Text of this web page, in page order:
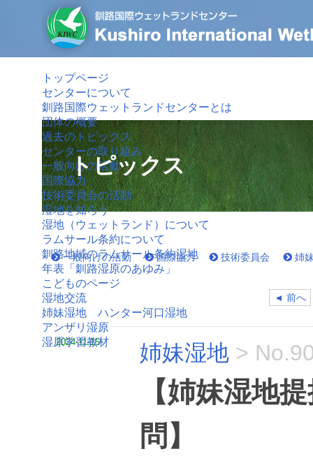
トップページ
センターについて
釧路国際ウェットランドセンターとは
団体の概要
過去のトピックス
センターの取り組み
一般向けの活動
国際協力
技術委員会の活動
湿地を知ろう
湿地（ウェットランド）について
ラムサール条約について
釧路地域のラムサール条約湿地
年表「釧路湿原のあゆみ」
こどものページ
湿地交流
姉妹湿地 ハンター河口湿地
アンザリ湿原
湿原学習教材
トピックス
一般向けの活動 国際協力 技術委員会 姉
◄ 前へ
2024-11-15 姉妹湿地 >
【姉妹湿地
問】